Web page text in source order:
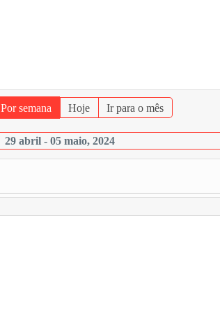
Por semana Hoje Ir para o mês
29 abril - 05 maio, 2024